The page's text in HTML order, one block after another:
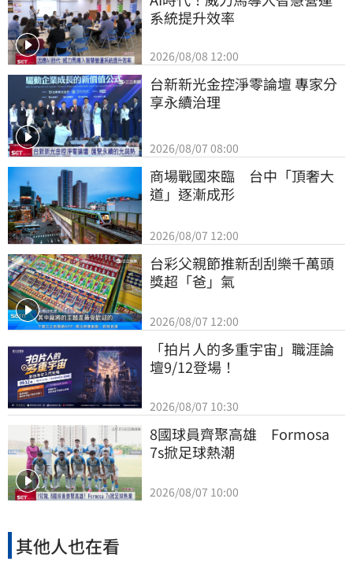
系統提升效率
2026/08/08 12:00
台新新光金控淨零論壇 專家分
享永續治理
2026/08/07 08:00
商場戰國來臨　台中「頂奢大
道」逐漸成形
2026/08/07 12:00
台彩父親節推新刮刮樂千萬頭
獎超「爸」氣
2026/08/07 12:00
「拍片人的多重宇宙」職涯論
壇9/12登場！
2026/08/07 10:30
8國球員齊聚高雄　Formosa
7s掀足球熱潮
2026/08/07 10:00
其他人也在看